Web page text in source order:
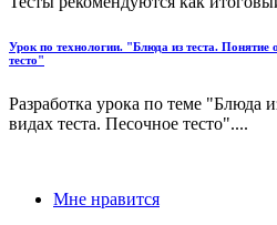
Урок по технологии. "Блюда из теста. Понятие
тесто"
Разработка урока по теме "Блюда
видах теста. Песочное тесто"....
Мне нравится